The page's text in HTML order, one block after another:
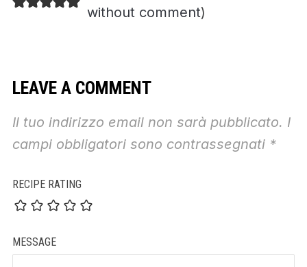
without comment)
LEAVE A COMMENT
Il tuo indirizzo email non sarà pubblicato. I
campi obbligatori sono contrassegnati *
RECIPE RATING
MESSAGE